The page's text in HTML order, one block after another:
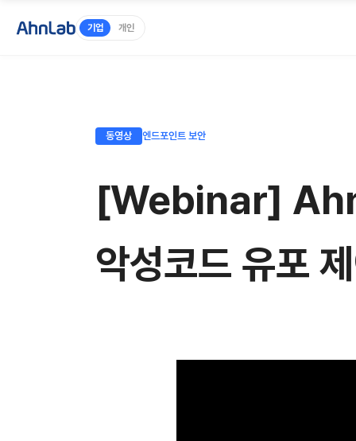
기업 개인
동영상 엔드포인트 보안
[Webinar]
악성코드 유포